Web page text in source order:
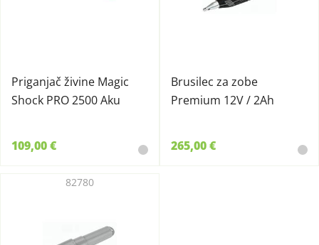
Priganjač živine Magic
Shock PRO 2500 Aku
109,00 €
Brusilec za zobe
Premium 12V / 2Ah
265,00 €
82780